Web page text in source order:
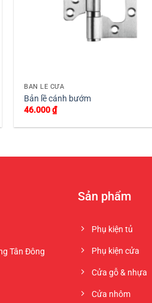
BẢN LỀ CỬA
Bản lề cánh bướm
46.000₫
Tân Đông
Sản phẩm
Phụ kiện tủ
Phụ kiện cửa
Cửa gỗ & nhựa
Cửa nhôm